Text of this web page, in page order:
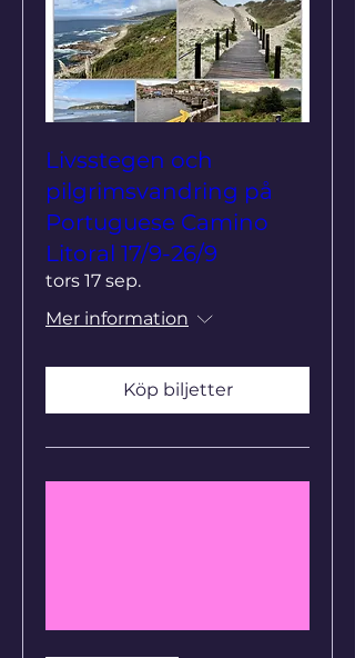
Livsstegen och
pilgrimsvandring på
Portuguese Camino
Litoral 17/9-26/9
tors 17 sep.
Mer information
Köp biljetter